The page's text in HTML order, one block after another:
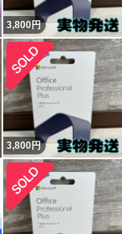
いいね！
3,800円
3,800円